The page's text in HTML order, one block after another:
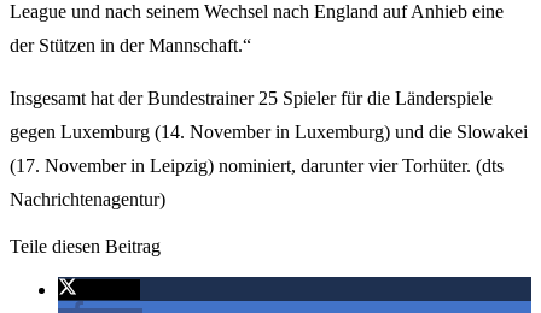
League und nach seinem Wechsel nach England auf Anhieb eine
der Stützen in der Mannschaft.“
Insgesamt hat der Bundestrainer 25 Spieler für die Länderspiele
gegen Luxemburg (14. November in Luxemburg) und die Slowakei
(17. November in Leipzig) nominiert, darunter vier Torhüter. (dts
Nachrichtenagentur)
Teile diesen Beitrag